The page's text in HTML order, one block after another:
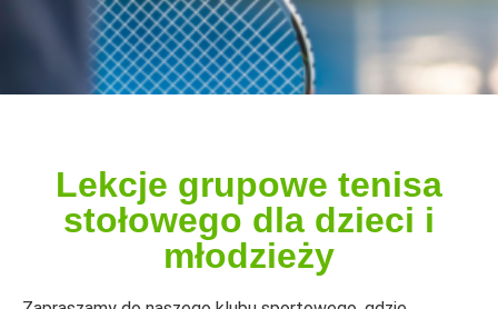
Lekcje grupowe tenisa
stołowego dla dzieci i
młodzieży